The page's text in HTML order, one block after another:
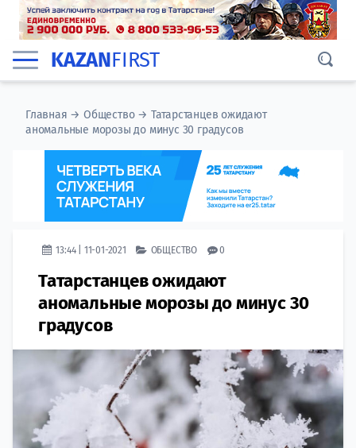
KAZANFIRST
Главная →Общество→ Татарстанцев ожидают
аномальные морозы до минус 30 градусов
13:44 | 11-01-2021 ОБЩЕСТВО 0
Татарстанцев ожидают
аномальные морозы до минус 30
градусов